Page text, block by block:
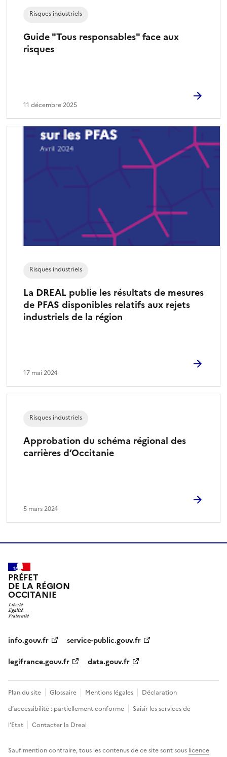
Guide "Tous responsables" face aux
risques
Risques industriels
11 décembre 2025
La DREAL publie les résultats de mesures
de PFAS disponibles relatifs aux rejets
industriels de la région
Risques industriels
17 mai 2024
Approbation du schéma régional des
carrières d’Occitanie
Risques industriels
5 mars 2024
PRÉFET
DE LA RÉGION
OCCITANIE
info.gouv.fr
service-public.gouv.fr
legifrance.gouv.fr
data.gouv.fr
Plan du site Glossaire Mentions légales
Déclaration
d’accessibilité : partiellement conforme
Saisir les services de
l’Etat
Contacter la Dreal
Sauf mention contraire, tous les contenus de ce site sont sous licence